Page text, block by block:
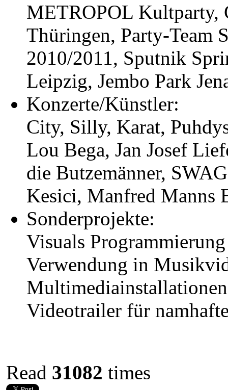
METROPOL Kultparty,
Thüringen, Party-Team
2010/2011, Sputnik
Leipzig, Jembo Park
Konzerte/Künstler:
City, Silly, Karat,
Lou Bega, Jan Josef
die Butzemänner,
Kesici, Manfred Manns
Sonderprojekte:
Visuals
Verwendung in
Videotrailer für
Read 31082 times